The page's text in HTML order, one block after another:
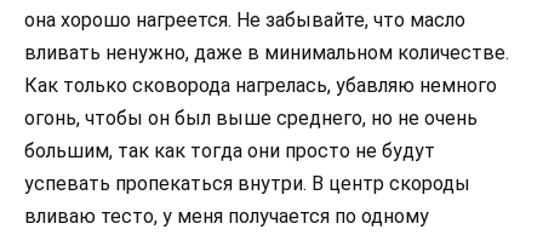
она хорошо нагреется. Не забывайте, что масло
вливать ненужно, даже в минимальном количестве.
Как только сковорода нагрелась, убавляю немного
огонь, чтобы он был выше среднего, но не очень
большим, так как тогда они просто не будут
успевать пропекаться внутри. В центр скороды
вливаю тесто, у меня получается по одному